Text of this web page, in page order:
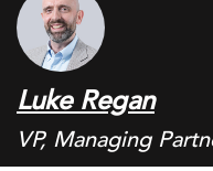
Luke Regan
VP, Managing